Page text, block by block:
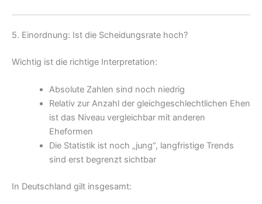
5. Einordnung: Ist die Scheidungsrate hoch?
Wichtig ist die richtige Interpretation:
Absolute Zahlen sind noch niedrig
Relativ zur Anzahl der gleichgeschlechtlichen Ehen
ist das Niveau vergleichbar mit anderen
Eheformen
Die Statistik ist noch „jung“, langfristige Trends
sind erst begrenzt sichtbar
In Deutschland gilt insgesamt: